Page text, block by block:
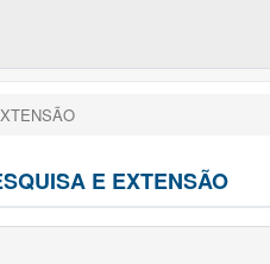
E EXTENSÃO